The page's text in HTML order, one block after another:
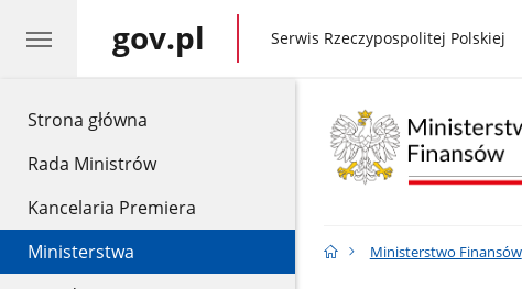
Strona główna
Rada Ministrów
Kancelaria Premiera
Ministerstwa
gov.pl gov.pl
Serwis Rzeczypospolitej Polskiej
Ministerstwo Finansów